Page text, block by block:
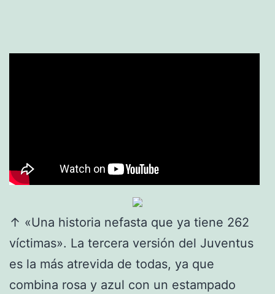
↑ «Una historia nefasta que ya tiene 262
víctimas». La tercera versión del Juventus
es la más atrevida de todas, ya que
combina rosa y azul con un estampado